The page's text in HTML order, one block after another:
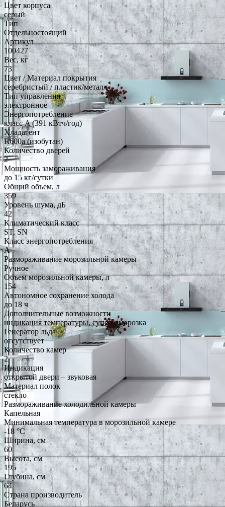
Цвет корпуса
серый
Тип
Отдельностоящий
Артикул
100427
Вес, кг
73
Цвет / Материал покрытия
серебристый / пластик/металл
Тип управления
электронное
Энергопотребление
класс A (391 кВтч/год)
Хладагент
R600a (изобутан)
Количество дверей
2
Мощность замораживания
до 15 кг/cутки
Общий объем, л
359
Уровень шума, дБ
42
Климатический класс
ST, SN
Класс энергопотребления
A
Размораживание морозильной камеры
Ручное
Объем морозильной камеры, л
154
Автономное сохранение холода
до 18 ч
Дополнительные возможности
индикация температуры, суперзаморозка
Генератор льда
отсутствует
Количество камер
2
Индикация
открытой двери – звуковая
Материал полок
стекло
Размораживание холодильной камеры
Капельная
Минимальная температура в морозильной камере
-18 °C
Ширина, см
60
Высота, см
195
Глубина, см
64
Страна производитель
Беларусь